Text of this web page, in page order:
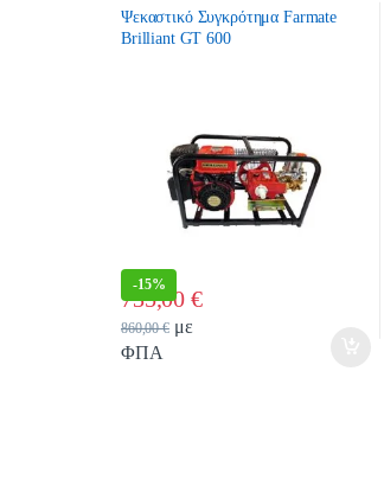
Ψεκαστικό Συγκρότημα Farmate
Brilliant GT 600
-15%
735,00€
860,00€με
ΦΠΑ